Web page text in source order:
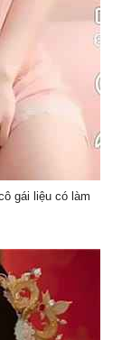
gái liệu có làm